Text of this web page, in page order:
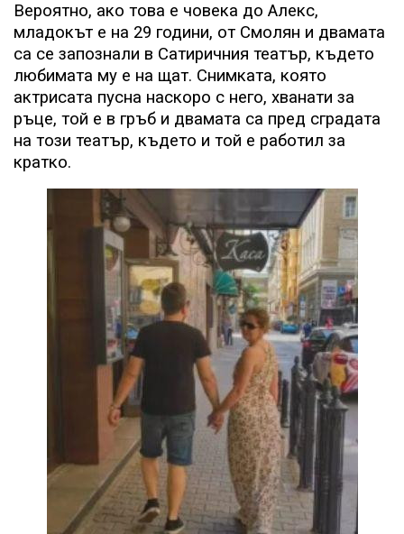
Вероятно, ако това е човека до Алекс,
младокът е на 29 години, от Смолян и двамата
са се запознали в Сатиричния театър, където
любимата му е на щат. Снимката, която
актрисата пусна наскоро с него, хванати за
ръце, той е в гръб и двамата са пред сградата
на този театър, където и той е работил за
кратко.